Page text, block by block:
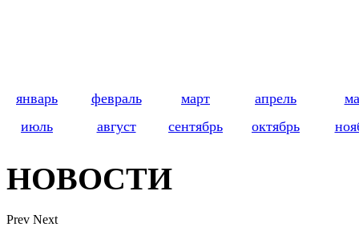
январь февраль март апрель
июль
август сентябрь октябрь
НОВОСТИ
Prev Next